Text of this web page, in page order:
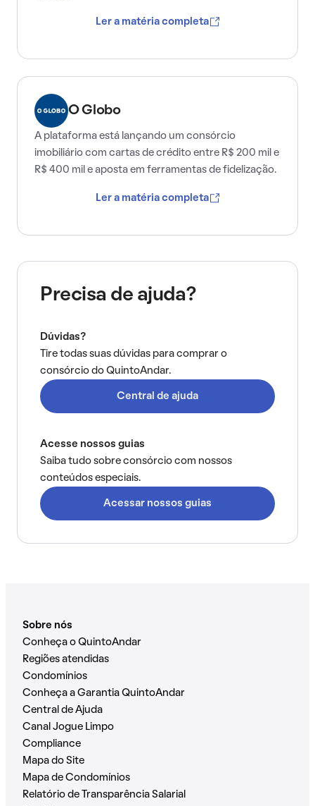
Ler a matéria completa
O Globo
A plataforma está lançando um consórcio
imobiliário com cartas de crédito entre R$ 200 mil e
R$ 400 mil e aposta em ferramentas de fidelização.
Ler a matéria completa
Precisa de ajuda?
Dúvidas?
Tire todas suas dúvidas para comprar o
consórcio do QuintoAndar.
Central de ajuda
Acesse nossos guias
Saiba tudo sobre consórcio com nossos
conteúdos especiais.
Acessar nossos guias
Sobre nós
Conheça o QuintoAndar
Regiões atendidas
Condomínios
Conheça a Garantia QuintoAndar
Central de Ajuda
Canal Jogue Limpo
Compliance
Mapa do Site
Mapa de Condomínios
Relatório de Transparência Salarial